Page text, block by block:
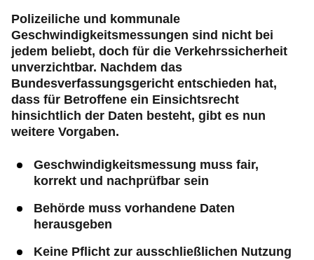
Polizeiliche und kommunale
Geschwindigkeitsmessungen sind nicht bei
jedem beliebt, doch für die Verkehrssicherheit
unverzichtbar. Nachdem das
Bundesverfassungsgericht entschieden hat,
dass für Betroffene ein Einsichtsrecht
hinsichtlich der Daten besteht, gibt es nun
weitere Vorgaben.
Geschwindigkeitsmessung muss fair,
korrekt und nachprüfbar sein
Behörde muss vorhandene Daten
herausgeben
Keine Pflicht zur ausschließlichen Nutzung